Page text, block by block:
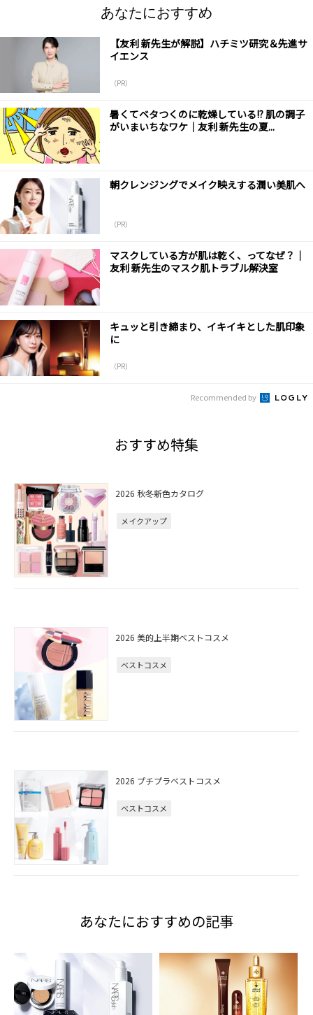
あなたにおすすめ
【友利 新先生が解説】ハチミツ研究＆先進サ
イエンス
（PR）
暑くてベタつくのに乾燥している!? 肌の調子
がいまいちなワケ｜友利 新先生の夏...
朝クレンジングでメイク映えする潤い美肌へ
（PR）
マスクしている方が肌は乾く、ってなぜ？｜
友利 新先生のマスク肌トラブル解決室
キュッと引き締まり、イキイキとした肌印象
に
（PR）
Recommended by
おすすめ特集
2026 秋冬新色カタログ
メイクアップ
2026 美的上半期ベストコスメ
ベストコスメ
2026 プチプラベストコスメ
ベストコスメ
あなたにおすすめの記事